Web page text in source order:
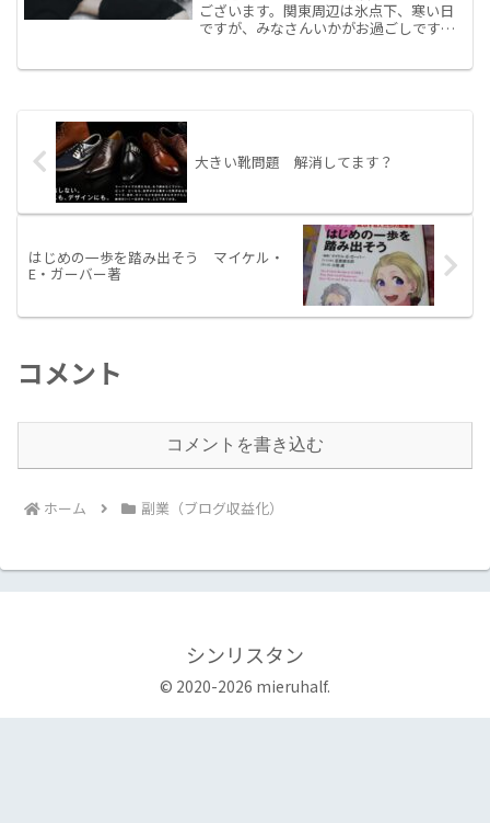
ございます。関東周辺は氷点下、寒い日
ですが、みなさんいかがお過ごしです
大きい靴問題 解消してます？
はじめの一歩を踏み出そう マイケル・
E・ガーバー著
コメント
コメントを書き込む
ホーム 副業（ブログ収益化）
シンリスタン
© 2020-2026 mieruhalf.